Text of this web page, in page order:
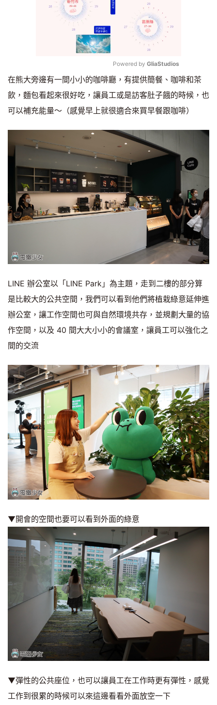
Mute
Powered by GliaStudios
在熊大旁邊有一間小小的咖啡廳，有提供簡餐、咖啡和茶
飲，麵包看起來很好吃，讓員工或是訪客肚子餓的時候，也
可以補充能量～（感覺早上就很適合來買早餐跟咖啡）
LINE 辦公室以「LINE Park」為主題，走到二樓的部分算
是比較大的公共空間，我們可以看到他們將植栽綠意延伸進
辦公室，讓工作空間也可與自然環境共存，並規劃大量的協
作空間，以及 40 間大大小小的會議室，讓員工可以強化之
間的交流
▼開會的空間也要可以看到外面的綠意
▼彈性的公共座位，也可以讓員工在工作時更有彈性，感覺
工作到很累的時候可以來這邊看看外面放空一下